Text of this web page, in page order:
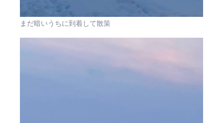
まだ暗いうちに到着して散策